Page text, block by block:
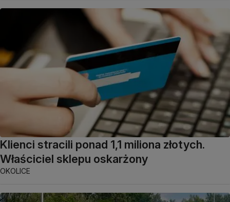
Klienci stracili ponad 1,1 miliona złotych.
Właściciel sklepu oskarżony
OKOLICE